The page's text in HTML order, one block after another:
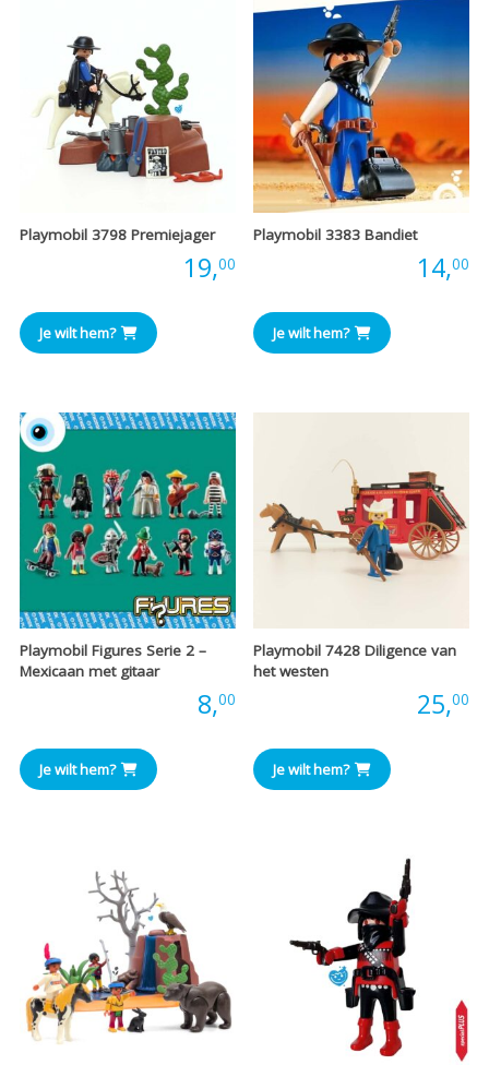
Playmobil 3798 Premiejager
19,00
Je wilt hem?
Playmobil 3383 Bandiet
14,00
Je wilt hem?
Playmobil Figures Serie 2 –
Mexicaan met gitaar
8,00
Je wilt hem?
Playmobil 7428 Diligence van
het westen
25,00
Je wilt hem?